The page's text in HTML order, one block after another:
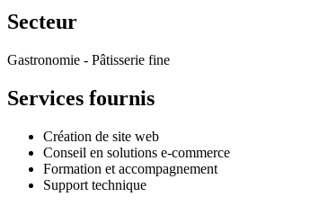
Secteur
Gastronomie - Pâtisserie fine
Services fournis
Création de site web
Conseil en solutions e-commerce
Formation et accompagnement
Support technique